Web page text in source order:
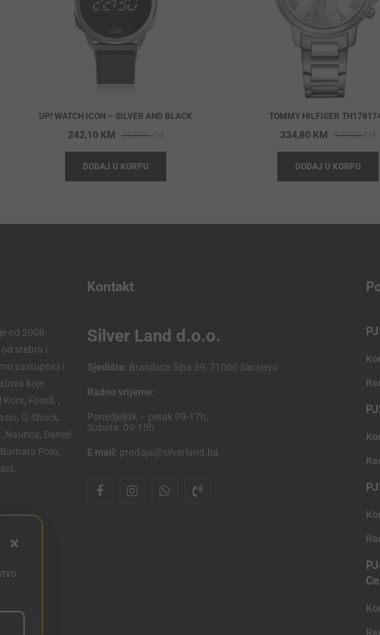
UP! WATCH ICON – SILVER AND BLACK
269,00KM
price
269,00 KM.
242,10 KM
price
242,10 KM.
DODAJ U KORPU
TOMMY HILFIGER
372,00KM
334,80 KM
DODAJ U KORPU
od 2008
srebra i
zastupnici i
koje
Fossil, ,
G-Shock,
Daniel
Polo,
Kontakt
Silver Land d.o.o.
Sjedište: Branilaca Šipa 39, 71000 Sarajevo
Radno vrijeme:
Ponedjeljak – petak 09-17h,
Subota: 09-15h
E mail: prodaja@silverland.ba
×